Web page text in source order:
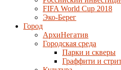
FIFA World Cup 2018
Эко-Берег
Город
АрхиНегатив
Городская среда
Парки и скверы
Граффити и